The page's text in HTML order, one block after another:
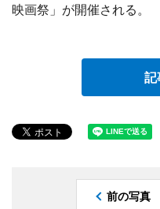
映画祭」が開催される。
記
前の写真